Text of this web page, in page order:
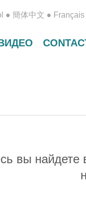
● 簡体中文 ● Français
вы найдете